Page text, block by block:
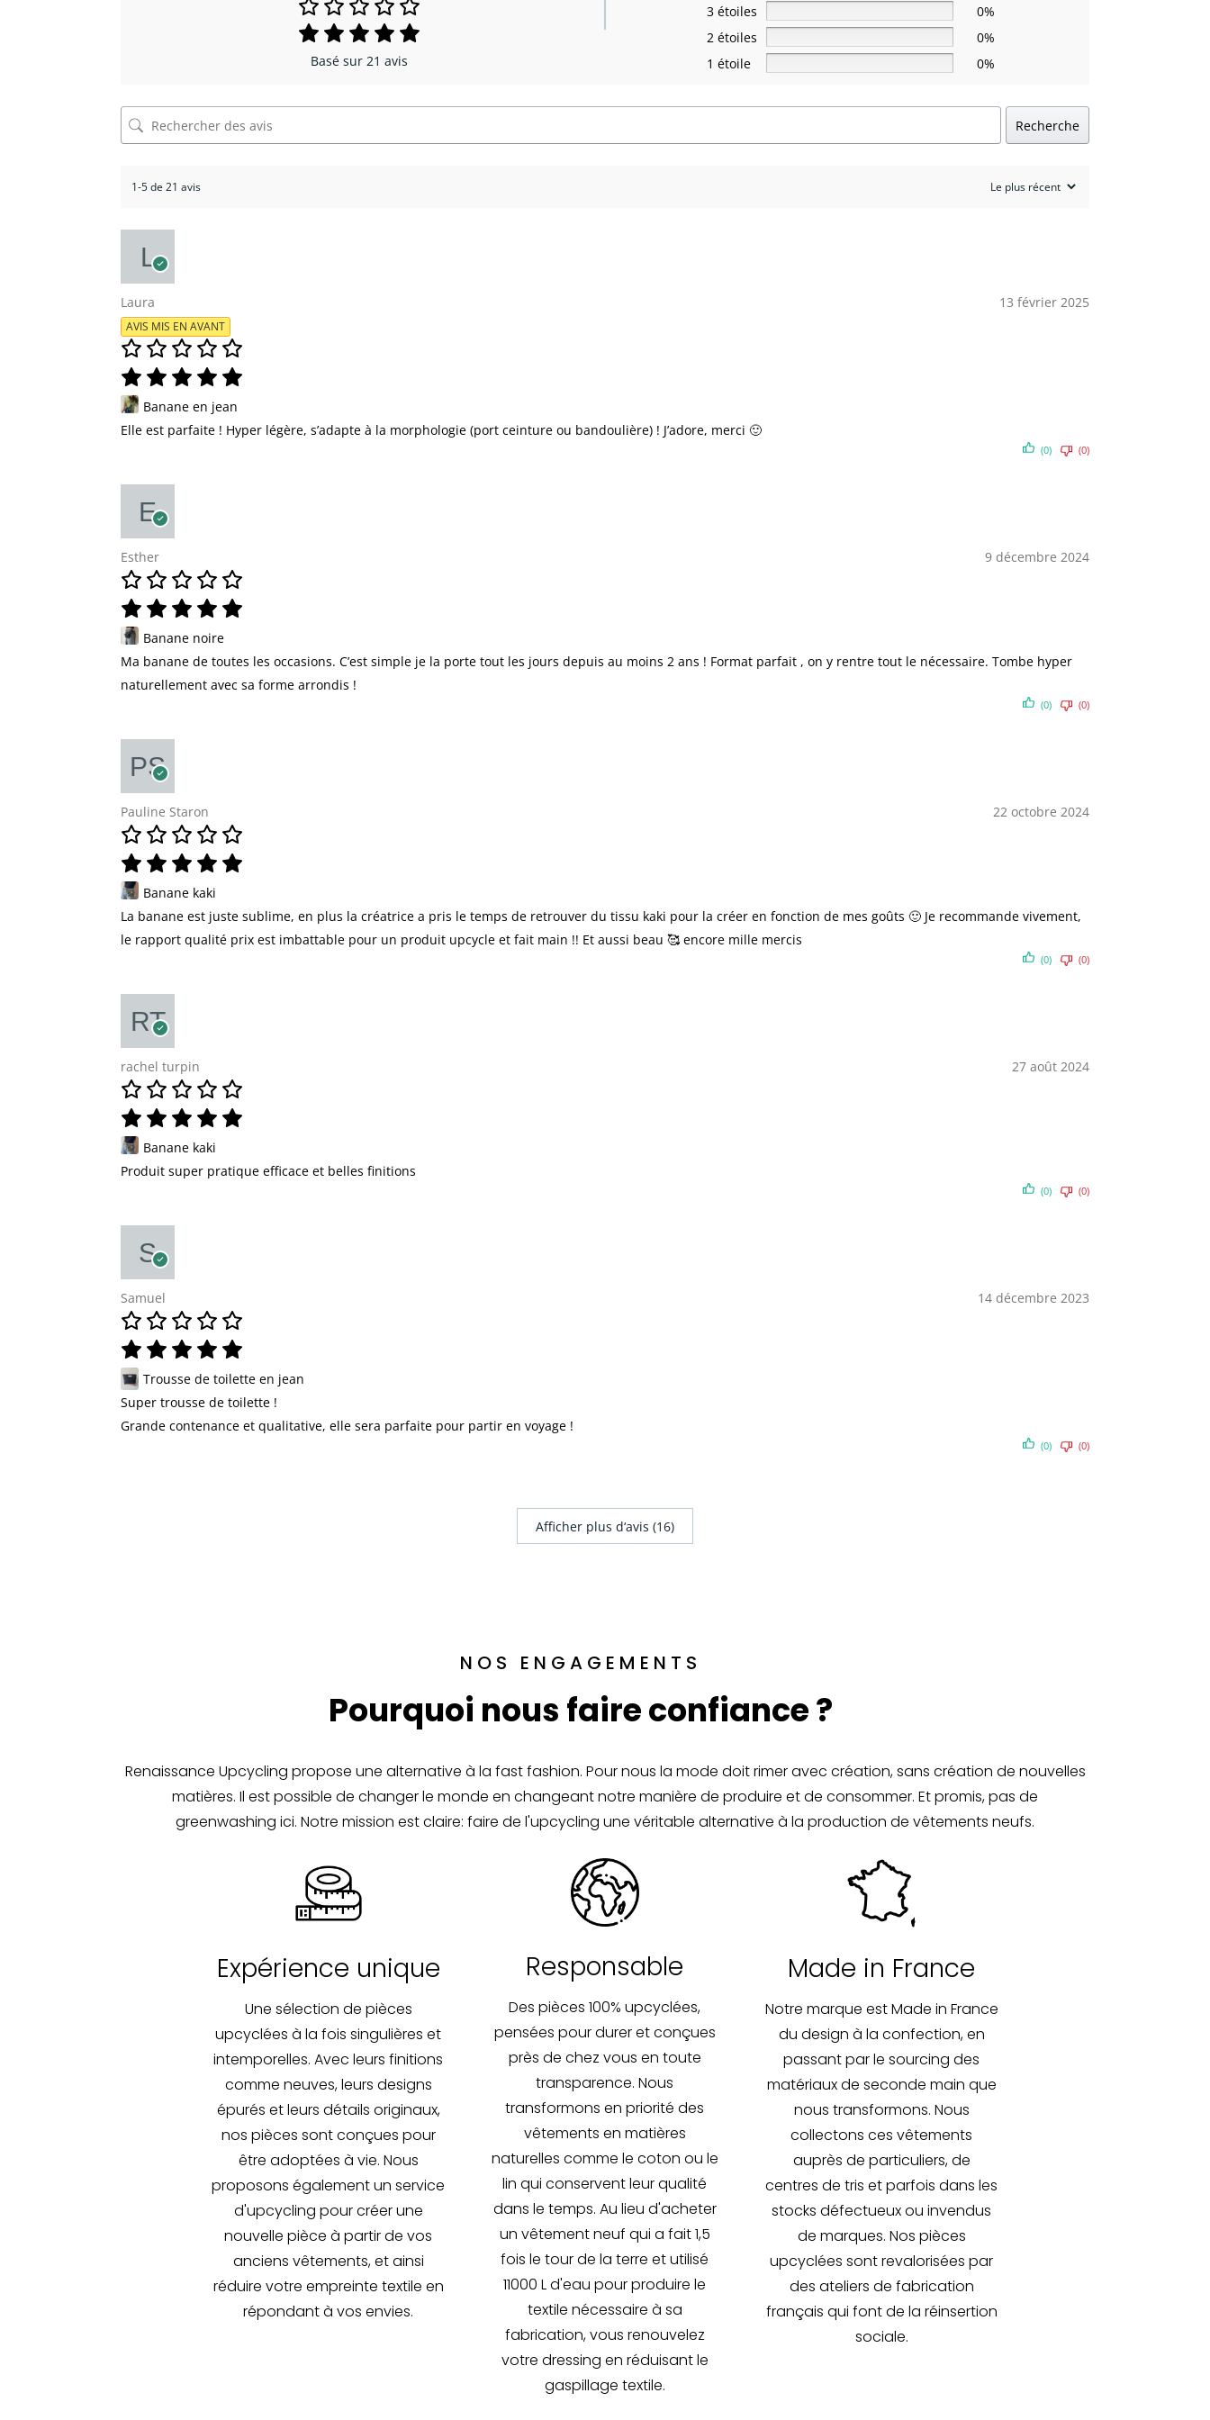
Basé sur 21 avis
3 étoiles
0%
2 étoiles
0%
1 étoile
0%
Recherche
1-5 de 21 avis
Laura
AVIS MIS EN AVANT
13 février 2025
Banane en jean
Elle est parfaite ! Hyper légère, s’adapte à la morphologie (port ceinture ou bandoulière) ! J’adore, merci 🙂
(0) (0)
Esther 9 décembre 2024
Banane noire
Ma banane de toutes les occasions. C’est simple je la porte tout les jours depuis au moins 2 ans ! Format parfait , on y rentre tout le nécessaire. Tombe hyper
naturellement avec sa forme arrondis !
(0) (0)
Pauline Staron 22 octobre 2024
Banane kaki
La banane est juste sublime, en plus la créatrice a pris le temps de retrouver du tissu kaki pour la créer en fonction de mes goûts 🙂 Je recommande vivement,
le rapport qualité prix est imbattable pour un produit upcycle et fait main !! Et aussi beau 🥰 encore mille mercis
(0) (0)
rachel turpin 27 août 2024
Banane kaki
Produit super pratique efficace et belles finitions
(0) (0)
Samuel 14 décembre 2023
Trousse de toilette en jean
Super trousse de toilette !
Grande contenance et qualitative, elle sera parfaite pour partir en voyage !
(0) (0)
Afficher plus d‘avis (16)
NOS ENGAGEMENTS
Pourquoi nous faire confiance ?
Renaissance Upcycling propose une alternative à la fast fashion. Pour nous la mode doit rimer avec création, sans création de nouvelles
matières. Il est possible de changer le monde en changeant notre manière de produire et de consommer. Et promis, pas de
greenwashing ici. Notre mission est claire: faire de l'upcycling une véritable alternative à la production de vêtements neufs.
Expérience unique
Une sélection de pièces
upcyclées à la fois singulières et
intemporelles. Avec leurs finitions
comme neuves, leurs designs
épurés et leurs détails originaux,
nos pièces sont conçues pour
être adoptées à vie. Nous
proposons également un service
d'upcycling pour créer une
nouvelle pièce à partir de vos
anciens vêtements, et ainsi
réduire votre empreinte textile en
répondant à vos envies.
Responsable
Des pièces 100% upcyclées,
pensées pour durer et conçues
près de chez vous en toute
transparence. Nous
transformons en priorité des
vêtements en matières
naturelles comme le coton ou le
lin qui conservent leur qualité
dans le temps. Au lieu d'acheter
un vêtement neuf qui a fait 1,5
fois le tour de la terre et utilisé
11000 L d'eau pour produire le
textile nécessaire à sa
fabrication, vous renouvelez
votre dressing en réduisant le
gaspillage textile.
Made in France
Notre marque est Made in France
du design à la confection, en
passant par le sourcing des
matériaux de seconde main que
nous transformons. Nous
collectons ces vêtements
auprès de particuliers, de
centres de tris et parfois dans les
stocks défectueux ou invendus
de marques. Nos pièces
upcyclées sont revalorisées par
des ateliers de fabrication
français qui font de la réinsertion
sociale.